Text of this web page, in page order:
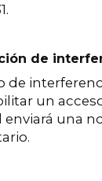
de
de
un
una